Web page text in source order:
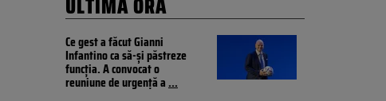
Ce gest a făcut Gianni
Infantino ca să-și păstreze
funcția. A convocat o
reuniune de urgență a...